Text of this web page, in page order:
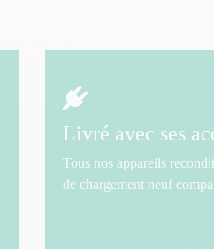
Livré avec ses
Tous nos appareils
de chargement neuf